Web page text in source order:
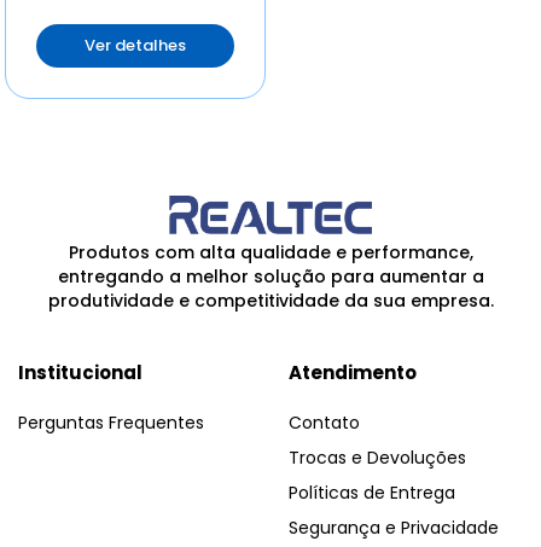
Ver detalhes
Produtos com alta qualidade e performance,
entregando a melhor solução para aumentar a
produtividade e competitividade da sua empresa.
Institucional
Perguntas Frequentes
Atendimento
Contato
Trocas e Devoluções
Políticas de Entrega
Segurança e Privacidade